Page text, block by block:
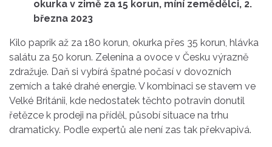
okurka v zimě za 15 korun, míní zemědělci, 2.
března 2023
Kilo paprik až za 180 korun, okurka přes 35 korun, hlávka
salátu za 50 korun. Zelenina a ovoce v Česku výrazně
zdražuje. Daň si vybírá špatné počasí v dovozních
zemích a také drahé energie. V kombinaci se stavem ve
Velké Británii, kde nedostatek těchto potravin donutil
řetězce k prodeji na příděl, působí situace na trhu
dramaticky. Podle expertů ale není zas tak překvapivá.